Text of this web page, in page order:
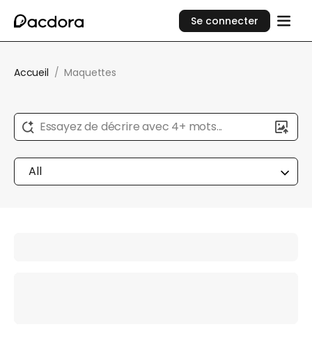
Se connecter
Accueil / Maquettes
Essayez de décrire avec 4+ mots...
All